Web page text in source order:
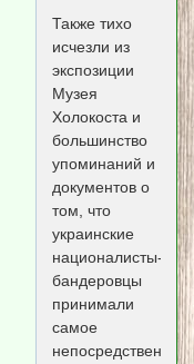
Также тихо
исчезли из
экспозиции
Музея
Холокоста и
большинство
упоминаний и
документов о
том, что
украинские
националисты-
бандеровцы
принимали
самое
непосредственное